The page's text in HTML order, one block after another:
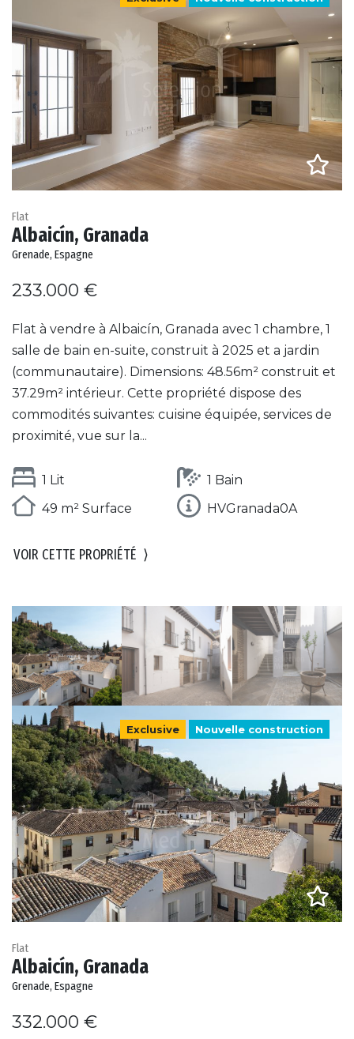
Flat
Albaicín, Granada
Grenade, Espagne
233.000 €
Flat à vendre à Albaicín, Granada avec 1 chambre, 1
salle de bain en-suite, construit à 2025 et a jardin
(communautaire). Dimensions: 48.56m² construit et
37.29m² intérieur. Cette propriété dispose des
commodités suivantes: cuisine équipée, services de
proximité, vue sur la...
1 Lit
1 Bain
49 m² Surface
HVGranada0A
VOIR CETTE PROPRIÉTÉ ⟩
Exclusive Nouvelle construction
Flat
Albaicín, Granada
Grenade, Espagne
332.000 €